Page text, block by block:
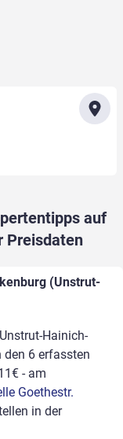
auf
Preisdaten
(Unstrut-
Hainich-
6 erfassten
- am
Goethestr.
in der